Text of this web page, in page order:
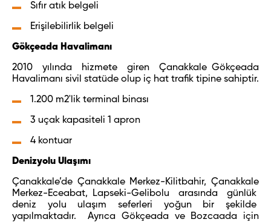
Sıfır atık belgeli
Erişilebilirlik belgeli
Gökçeada Havalimanı
2010 yılında hizmete giren Çanakkale Gökçeada
Havalimanı sivil statüde olup iç hat trafik tipine sahiptir.
1.200 m2' lik terminal binası
3 uçak kapasiteli 1 apron
4 kontuar
Denizyolu Ulaşımı
Çanakkale’de Çanakkale Merkez-Kilitbahir, Çanakkale
Merkez-Eceabat, Lapseki-Gelibolu arasında günlük
deniz yolu ulaşım seferleri yoğun bir şekilde
yapılmaktadır. Ayrıca Gökçeada ve Bozcaada için